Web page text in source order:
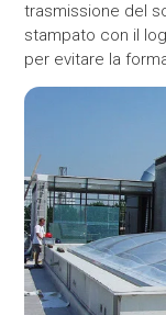
trasmissione del
stampato con il
per evitare la